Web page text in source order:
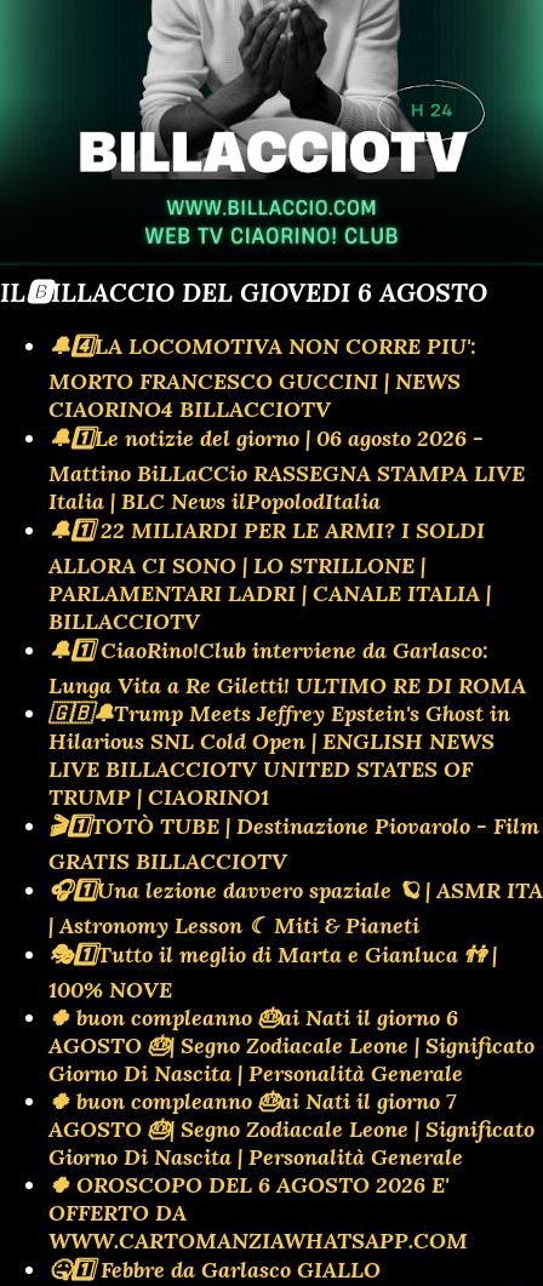
IL🅱️ILLACCIO DEL GIOVEDI 6 AGOSTO
🔔4️⃣LA LOCOMOTIVA NON CORRE PIU':
MORTO FRANCESCO GUCCINI | NEWS
CIAORINO4 BILLACCIOTV
🔔1️⃣Le notizie del giorno | 06 agosto 2026 -
Mattino BiLLaCCio RASSEGNA STAMPA LIVE
Italia | BLC News ilPopolodItalia
🔔1️⃣ 22 MILIARDI PER LE ARMI? I SOLDI
ALLORA CI SONO | LO STRILLONE |
PARLAMENTARI LADRI | CANALE ITALIA |
BILLACCIOTV
🔔1️⃣ CiaoRino!Club interviene da Garlasco:
Lunga Vita a Re Giletti! ULTIMO RE DI ROMA
🇬🇧🔔Trump Meets Jeffrey Epstein's Ghost in
Hilarious SNL Cold Open | ENGLISH NEWS
LIVE BILLACCIOTV UNITED STATES OF
TRUMP | CIAORINO1
🎬1️⃣TOTÒ TUBE | Destinazione Piovarolo - Film
GRATIS BILLACCIOTV
🎧1️⃣Una lezione davvero spaziale 🪐 | ASMR ITA
| Astronomy Lesson ☾ Miti & Pianeti
🎭1️⃣Tutto il meglio di Marta e Gianluca 👫 |
100% NOVE
🍀 buon compleanno 🎂ai Nati il giorno 6
AGOSTO 🎂| Segno Zodiacale Leone | Significato
Giorno Di Nascita | Personalità Generale
🍀 buon compleanno 🎂ai Nati il giorno 7
AGOSTO 🎂| Segno Zodiacale Leone | Significato
Giorno Di Nascita | Personalità Generale
🍀 OROSCOPO DEL 6 AGOSTO 2026 E'
OFFERTO DA
WWW.CARTOMANZIAWHATSAPP.COM
🤒1️⃣ Febbre da Garlasco GIALLO